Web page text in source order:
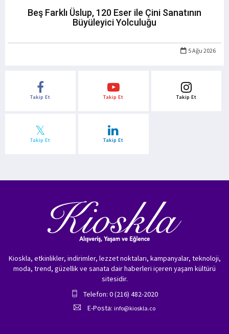
Beş Farklı Üslup, 120 Eser ile Çini Sanatının
Büyüleyici Yolculuğu
5 Ağu 2026
Takip Et Takip Et Takip Et
Takip Et Takip Et
Kioskla, etkinlikler, indirimler, lezzet noktaları, kampanyalar, teknoloji,
moda, trend, güzellik ve sanata dair haberleri içeren yaşam kültürü
sitesidir.
Telefon: 0 (216) 482-2020
E-Posta: info@kioskla.co